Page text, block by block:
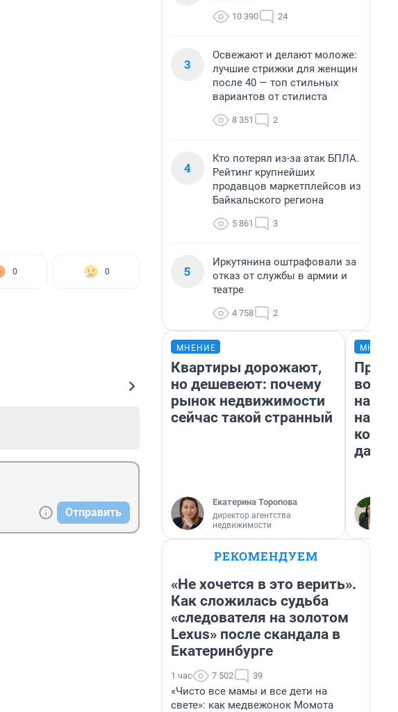
0 0
Отправить
10 390 24
3
Освежают и делают моложе:
лучшие стрижки для женщин
после 40 — топ стильных
вариантов от стилиста
8 351 2
4
Кто потерял из-за атак БПЛА.
Рейтинг крупнейших
продавцов маркетплейсов из
Байкальского региона
5 861 3
5
Иркутянина оштрафовали за
отказ от службы в армии и
театре
4 758 2
МНЕНИЕ
Квартиры дорожают,
но дешевеют: почему
рынок недвижимости
сейчас такой странный
Екатерина Торопова
директор агентства
недвижимости
нам
даже
РЕКОМЕНДУЕМ
«Не хочется в это верить».
Как сложилась судьба
«следователя на золотом
Lexus» после скандала в
Екатеринбурге
1 час 7 502 39
«Чисто все мамы и все дети на
свете»: как медвежонок Момота